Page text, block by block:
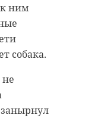
ним
собака.